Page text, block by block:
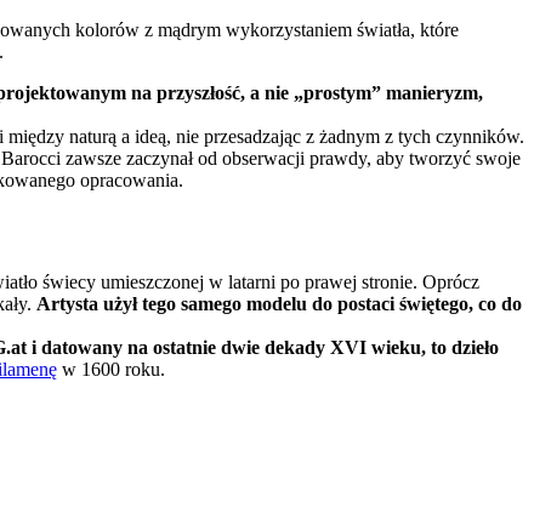
kolorów z mądrym wykorzystaniem światła, które
na przyszłość, a nie „prostym” manieryzm,
naturą a ideą, nie przesadzając z żadnym z tych czynników.
zawsze zaczynał od obserwacji prawdy, aby tworzyć swoje
opracowania.
świecy umieszczonej w latarni po prawej stronie. Oprócz
Artysta użył tego samego modelu do postaci świętego, co do
i datowany na ostatnie dwie dekady XVI wieku, to dzieło
w 1600 roku.